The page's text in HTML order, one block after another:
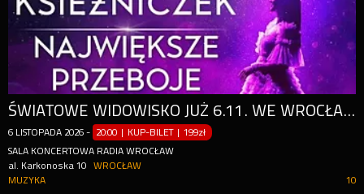
ŚWIATOWE WIDOWISKO JUŻ 6.11. WE WROCŁAWIU!
6 LISTOPADA 2026 - 20:00 | KUP-BILET |199zł
SALA KONCERTOWA RADIA WROCŁAW
al. Karkonoska 10
WROCŁAW
10
MUZYKA